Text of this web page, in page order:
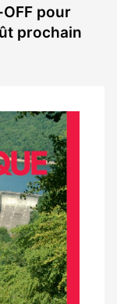
pour
prochain